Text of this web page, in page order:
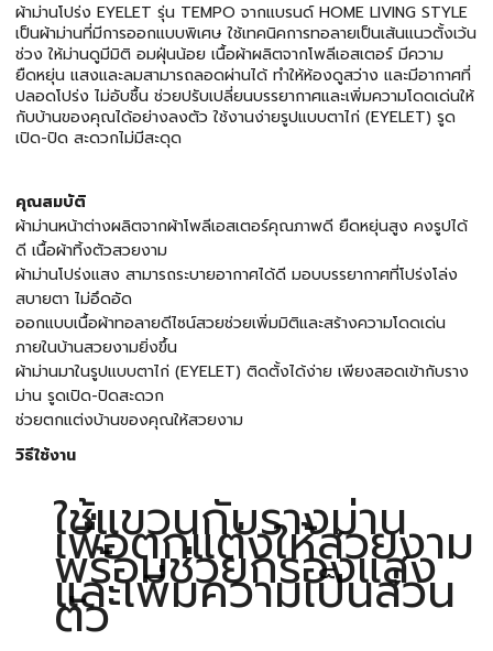
ผ้าม่านโปร่ง EYELET รุ่น TEMPO จากแบรนด์ HOME LIVING STYLE
เป็นผ้าม่านที่มีการออกแบบพิเศษ ใช้เทคนิคการทอลายเป็นเส้นแนวตั้งเว้น
ช่วง ให้ม่านดูมีมิติ อมฝุ่นน้อย เนื้อผ้าผลิตจากโพลีเอสเตอร์ มีความ
ยืดหยุ่น แสงและลมสามารถลอดผ่านได้ ทำให้ห้องดูสว่าง และมีอากาศที่
ปลอดโปร่ง ไม่อับชื้น ช่วยปรับเปลี่ยนบรรยากาศและเพิ่มความโดดเด่นให้
กับบ้านของคุณได้อย่างลงตัว ใช้งานง่ายรูปแบบตาไก่ (EYELET) รูด
เปิด-ปิด สะดวกไม่มีสะดุด
คุณสมบัติ
ผ้าม่านหน้าต่างผลิตจากผ้าโพลีเอสเตอร์คุณภาพดี ยืดหยุ่นสูง คงรูปได้
ดี เนื้อผ้าทิ้งตัวสวยงาม
ผ้าม่านโปร่งแสง สามารถระบายอากาศได้ดี มอบบรรยากาศที่โปร่งโล่ง
สบายตา ไม่อึดอัด
ออกแบบเนื้อผ้าทอลายดีไซน์สวยช่วยเพิ่มมิติและสร้างความโดดเด่น
ภายในบ้านสวยงามยิ่งขึ้น
ผ้าม่านมาในรูปแบบตาไก่ (EYELET) ติดตั้งได้ง่าย เพียงสอดเข้ากับราง
ม่าน รูดเปิด-ปิดสะดวก
ช่วยตกแต่งบ้านของคุณให้สวยงาม
วิธีใช้งาน
ใช้แขวนกับรางม่าน
เพื่อตกแต่งให้สวยงาม
พร้อมช่วยกรองแสง
และเพิ่มความเป็นส่วน
ตัว